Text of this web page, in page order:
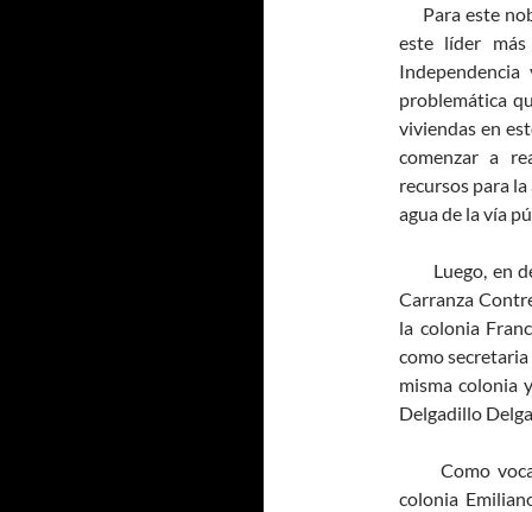
Para este
este líder
problemática
viviendas en
comenzar a
recursos para
agua de la vía
Luego, en
Carranza
la colonia
como
misma colonia
Delgadillo
Como
colonia